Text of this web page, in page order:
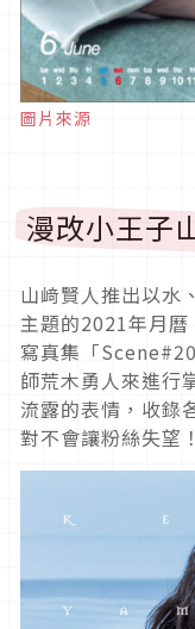
圖片來源
漫改小王子
山﨑賢人推出以水
主題的2021年月
寫真集「
師荒木勇人來進行
流露的表情，收錄
對不會讓粉絲失望！